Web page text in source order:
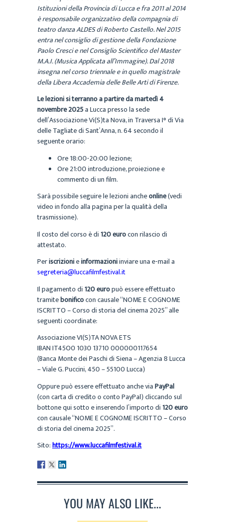
Istituzioni della Provincia di Lucca e fra 2011 al 2014
è responsabile organizzativo della compagnia di
teatro danza ALDES di Roberto Castello. Nel 2015
entra nel consiglio di gestione della Fondazione
Paolo Cresci e nel Consiglio Scientifico del Master
M.A.I. (Musica Applicata all’Immagine). Dal 2018
insegna nel corso triennale e in quello magistrale
della Libera Accademia delle Belle Arti di Firenze.
Le lezioni si terranno a partire da martedì 4
novembre 2025a Lucca presso la sede
dell’Associazione Vi(S)ta Nova, in Traversa I° di Via
delle Tagliate di Sant’Anna, n. 64 secondo il
seguente orario:
Ore 18:00-20:00 lezione;
Ore 21:00 introduzione, proiezione e
commento di un film.
Sarà possibile seguire le lezioni ancheonline(vedi
video in fondo alla pagina per la qualità della
trasmissione).
Il costo del corso è di 120eurocon rilascio di
attestato.
Periscrizionieinformazioniinviare una e-mail a
segreteria@luccafilmfestival.it
Il pagamento di 120 europuò essere effettuato
tramitebonificocon causale “NOME E COGNOME
ISCRITTO – Corso di storia del cinema 2025” alle
seguenti coordinate:
Associazione VI(S)TA NOVA ETS
IBAN IT45O0 1030 13710 000000117654
(Banca Monte dei Paschi di Siena – Agenzia 8 Lucca
– Viale G. Puccini, 450 – 55100 Lucca)
Oppure può essere effettuato anche viaPayPal
(con carta di credito o conto PayPal) cliccando sul
bottone qui sotto e inserendo l’importo di 120 euro
con causale “NOME E COGNOME ISCRITTO – Corso
di storia del cinema 2025”.
Sito:https://www.luccafilmfestival.it
YOU MAY ALSO LIKE...